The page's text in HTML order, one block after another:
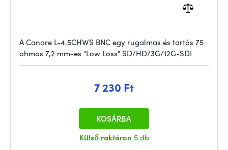
A Canare L-4.5CHWS BNC egy rugalmas és tartós 75
ohmos 7,2 mm-es "Low Loss" SD/HD/3G/12G-SDI
7 230 Ft
Külső raktáron 5 db
KOSÁRBA